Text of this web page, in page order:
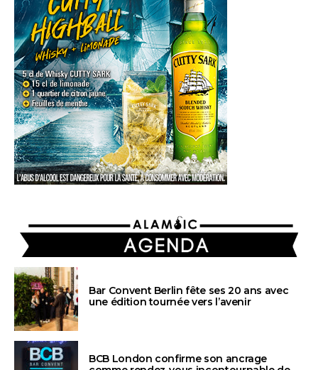
AGENDA
Bar Convent Berlin fête ses 20 ans avec
une édition tournée vers l’avenir
BCB London confirme son ancrage